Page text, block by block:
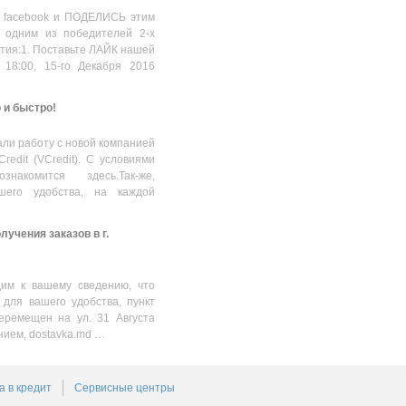
facebook и ПОДЕЛИСЬ этим
одним из победителей 2-х
Поставьте ЛАЙК нашей
15-го Декабря 2016
и быстро!
работу с новой компанией
(VCredit). С условиями
здесь.Так-же,
удобства, на каждой
заказов в г.
к вашему сведению, что
вашего удобства, пункт
на ул. 31 Августа
dostavka.md …
в кредит Сервисные центры